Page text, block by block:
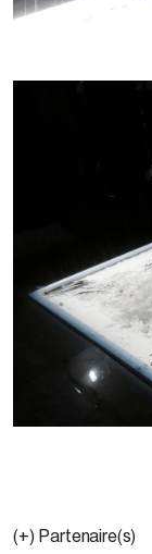
(+) Partenaire(s)